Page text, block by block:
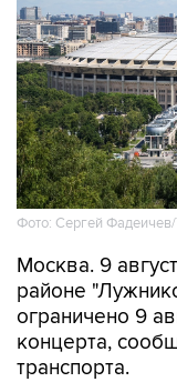
Фото: Сергей
Москва. 9
районе
ограничено 9
концерта,
транспорта.